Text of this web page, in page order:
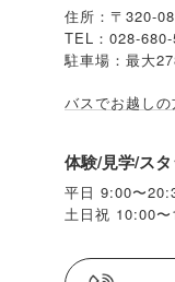
住所：〒320-
TEL：028-680-
駐車場：最大
バスでお越しの
体験/見学/ス
平日 9:00〜
土日祝 10:00